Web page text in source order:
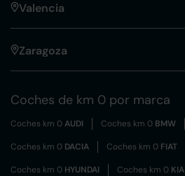
Valencia
Zaragoza
Coches de km 0 por marca
Coches km 0AUDI Coches km 0 BMW
Coches km 0 DACIA Coches km 0 FIAT
Coches km 0 HYUNDAI Coches km 0 KIA